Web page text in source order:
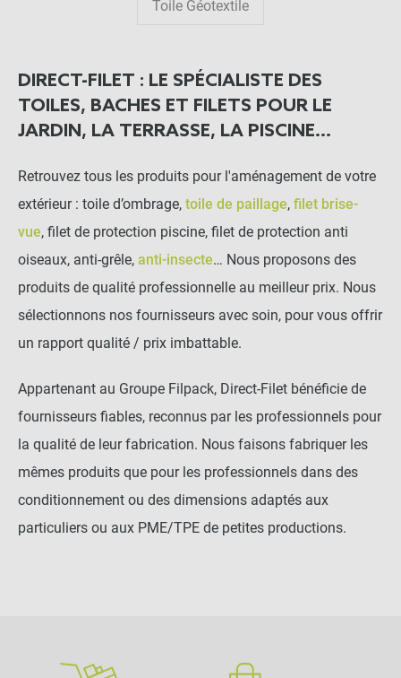
Toile Géotextile
DIRECT-FILET : LE SPÉCIALISTE DES
TOILES, BACHES ET FILETS POUR LE
JARDIN, LA TERRASSE, LA PISCINE...
Retrouvez tous les produits pour l'aménagement de votre
extérieur : toile d’ombrage, toile de paillage, filet brise-
vue, filet de protection piscine, filet de protection anti
oiseaux, anti-grêle, anti-insecte… Nous proposons des
produits de qualité professionnelle au meilleur prix. Nous
sélectionnons nos fournisseurs avec soin, pour vous offrir
un rapport qualité / prix imbattable.
Appartenant au Groupe Filpack, Direct-Filet bénéficie de
fournisseurs fiables, reconnus par les professionnels pour
la qualité de leur fabrication. Nous faisons fabriquer les
mêmes produits que pour les professionnels dans des
conditionnement ou des dimensions adaptés aux
particuliers ou aux PME/TPE de petites productions.